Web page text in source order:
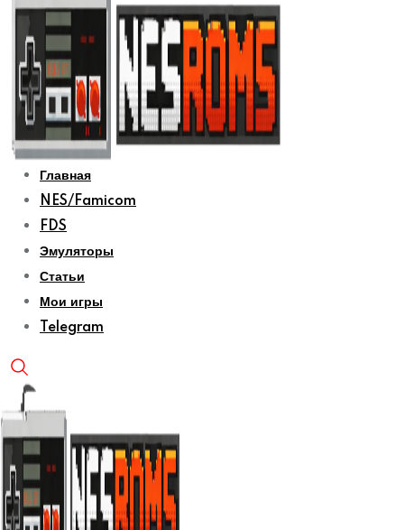
Главная
NES/Famicom
FDS
Эмуляторы
Статьи
Мои игры
Telegram